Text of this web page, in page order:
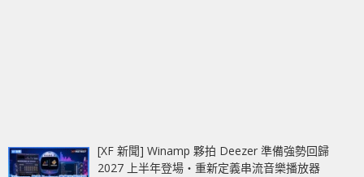
[XF 新聞] Winamp 夥拍 Deezer 準備強勢回歸
2027 上半年登場‧重新定義串流音樂播放器